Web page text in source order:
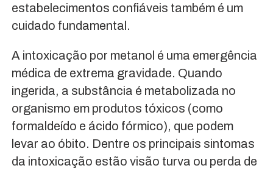
estabelecimentos confiáveis também é um
cuidado fundamental.
A intoxicação por metanol é uma emergência
médica de extrema gravidade. Quando
ingerida, a substância é metabolizada no
organismo em produtos tóxicos (como
formaldeído e ácido fórmico), que podem
levar ao óbito. Dentre os principais sintomas
da intoxicação estão visão turva ou perda de